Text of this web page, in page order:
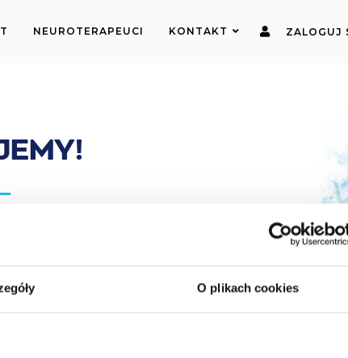
O plikach cookies
NEUROTERAPEUCI KONTAKT ZALOGUJ
niedługo zaktualizujemy bazę o
DO NEWSLETTERA